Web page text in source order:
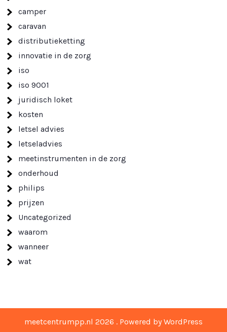
camper
caravan
distributieketting
innovatie in de zorg
iso
iso 9001
juridisch loket
kosten
letsel advies
letseladvies
meetinstrumenten in de zorg
onderhoud
philips
prijzen
Uncategorized
waarom
wanneer
wat
meetcentrumpp.nl 2026 . Powered by WordPress